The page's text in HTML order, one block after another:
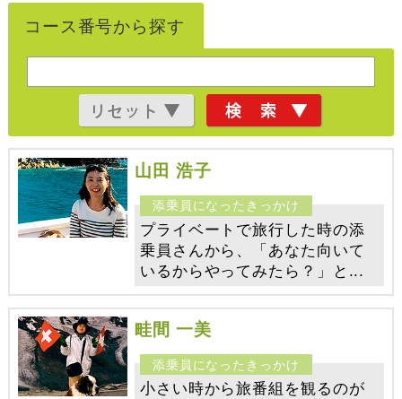
コース番号から探す
山田 浩子
プライベートで旅行した時の添
乗員さんから、「あなた向いて
いるからやってみたら？」と...
畦間 一美
小さい時から旅番組を観るのが